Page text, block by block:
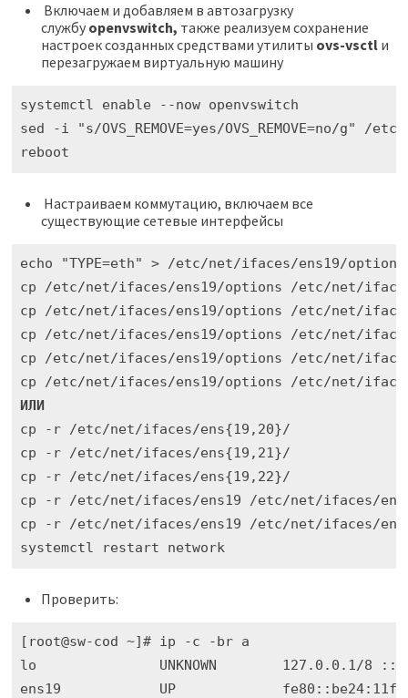
Включаем и добавляем в автозагрузку
службу openvswitch, также реализуем сохранение
настроек созданных средствами утилиты ovs-vsctl и
перезагружаем виртуальную машину
systemctl enable --now openvswitch
sed -i "s/OVS_REMOVE=yes/OVS_REMOVE=no/
reboot
Настраиваем коммутацию, включаем все
существующие сетевые интерфейсы
echo "TYPE=eth" > /etc/net/ifaces/ens19/options
cp /etc/net/ifaces/ens19/options /etc/net/
cp /etc/net/ifaces/ens19/options /etc/net/
cp /etc/net/ifaces/ens19/options /etc/net/
cp /etc/net/ifaces/ens19/options /etc/net/
cp /etc/net/ifaces/ens19/options /etc/net/
ИЛИ
cp -r /etc/net/ifaces/ens{19,20}/
cp -r /etc/net/ifaces/ens{19,21}/
cp -r /etc/net/ifaces/ens{19,22}/
cp -r /etc/net/ifaces/ens19 /etc/net/ifaces/
cp -r /etc/net/ifaces/ens19 /etc/net/ifaces/
systemctl restart network
Проверить:
[root@sw-cod ~]# ip -c -br a
lo               UNKNOWN        127.0.0.1/8
ens19            UP